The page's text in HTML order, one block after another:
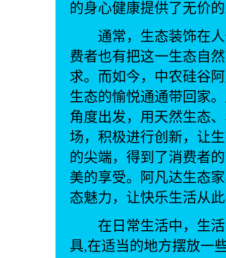
的身心健康提供了无价
通常，生态装饰在人
费者也有把这一生态自
求。而如今，中农硅谷
生态的愉悦通通带回家
角度出发，用天然生态
场，积极进行创新，让
的尖端，得到了消费者
美的享受。阿凡达生态
态魅力，让快乐生活从
在日常生活中，生活
具,在适当的地方摆放一